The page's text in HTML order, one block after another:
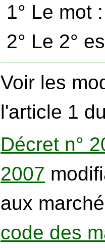
1° Le mot
2° Le 2°
Voir les
l'article 1
Décret n°
2007
aux
code des